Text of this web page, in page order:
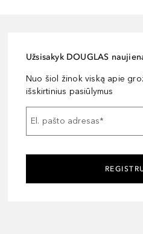
Užsisakyk DOUGLAS
Nuo šiol žinok viską apie
išskirtinius pasiūlymus
El. pašto adresas*